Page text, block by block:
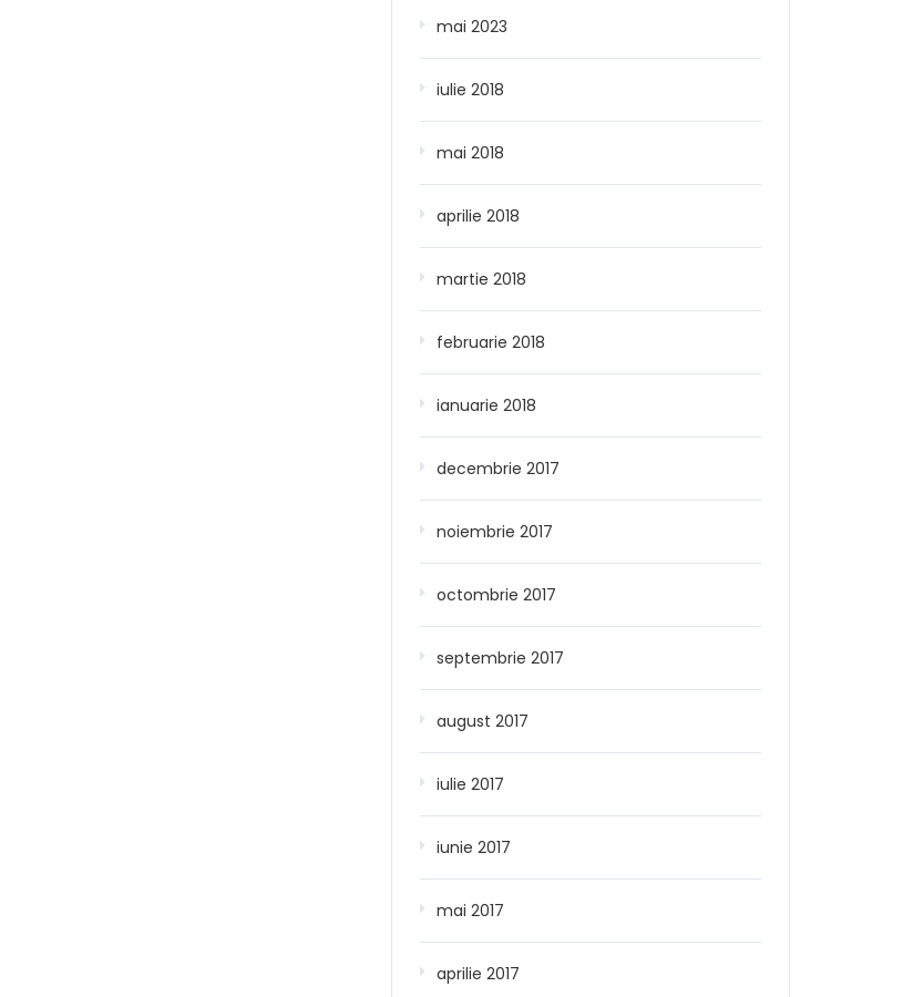
mai 2023
iulie 2018
mai 2018
aprilie 2018
martie 2018
februarie 2018
ianuarie 2018
decembrie 2017
noiembrie 2017
octombrie 2017
septembrie 2017
august 2017
iulie 2017
iunie 2017
mai 2017
aprilie 2017